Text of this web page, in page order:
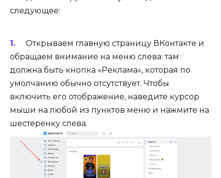
следующее:
Открываем главную страницу ВКонтакте и
обращаем внимание на меню слева: там
должна быть кнопка «Реклама», которая по
умолчанию обычно отсутствует. Чтобы
включить его отображение, наведите курсор
мыши на любой из пунктов меню и нажмите на
шестеренку слева.